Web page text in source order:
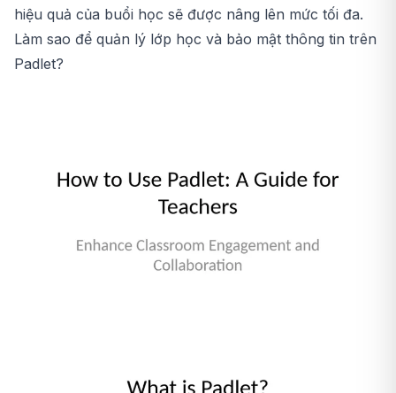
hiệu quả của buổi học sẽ được nâng lên mức tối đa.
Làm sao để quản lý lớp học và bảo mật thông tin trên
Padlet?